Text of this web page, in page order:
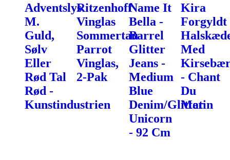
Adventslys
M.
Guld,
Sølv
Eller
Rød Tal
Rød -
Kunstindustrien
Ritzenhoff
Vinglas
Sommertau
Parrot
Vinglas,
2-Pak
Name It
Bella -
Barrel
Glitter
Jeans -
Medium
Blue
Denim/Glitter
Unicorn
- 92 Cm
Kira
Forgyldt
Med
- Chant
Du
Matin